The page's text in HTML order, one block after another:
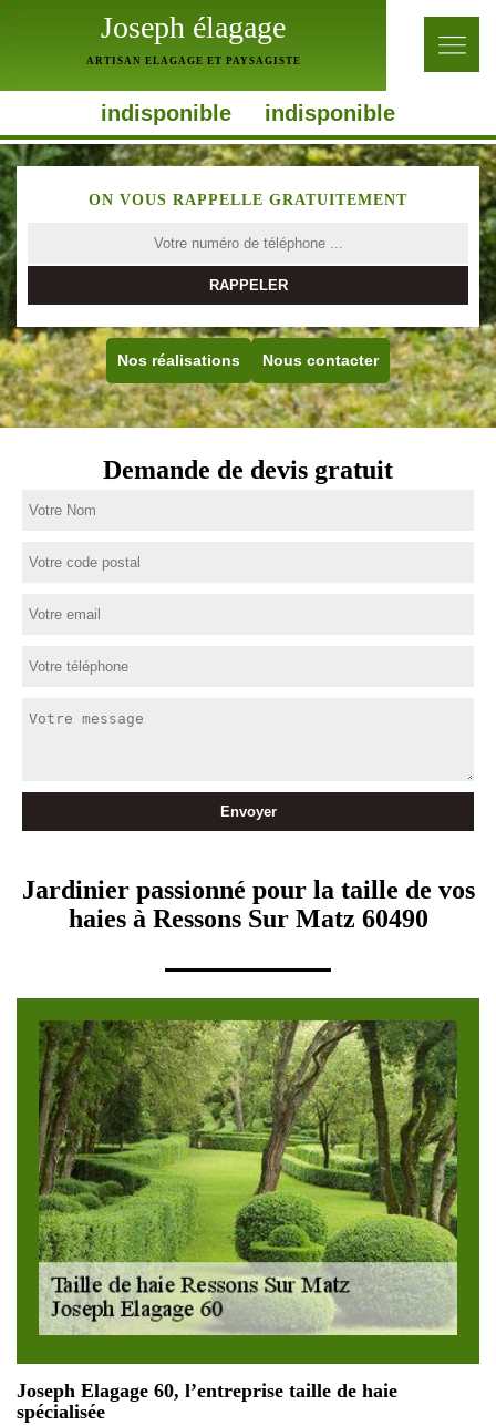
Joseph élagage
ARTISAN ELAGAGE ET PAYSAGISTE
indisponible indisponible
ON VOUS RAPPELLE GRATUITEMENT
Nos réalisations Nous contacter
Demande de devis gratuit
Jardinier passionné pour la taille de vos
haies à Ressons Sur Matz 60490
Joseph Elagage 60, l’entreprise taille de haie
spécialisée